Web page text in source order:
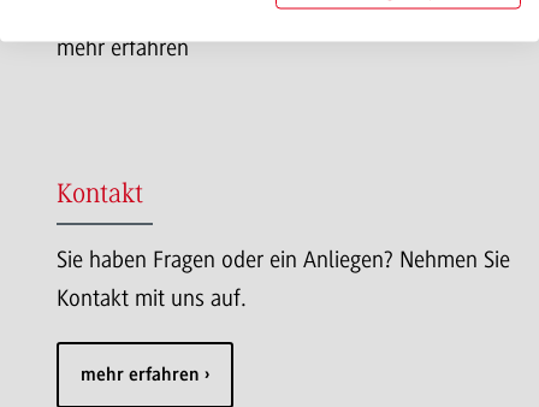
mehr erfahren
Kontakt
Sie haben Fragen oder ein Anliegen? Nehmen Sie
Kontakt mit uns auf.
mehr erfahren